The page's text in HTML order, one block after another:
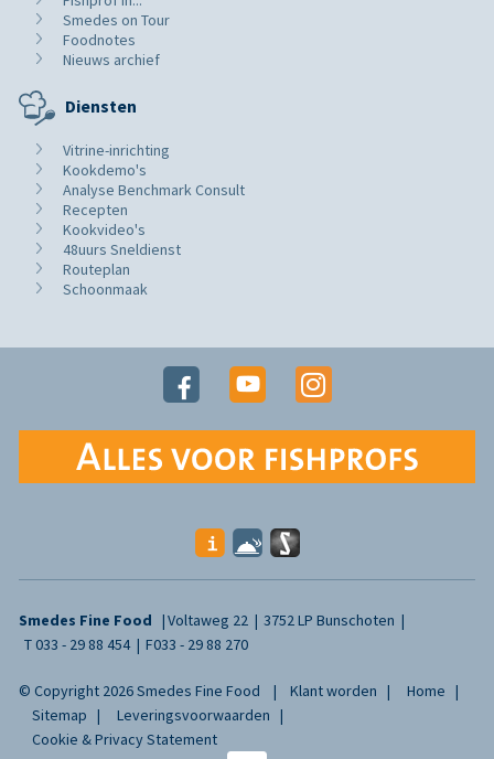
Smedes on Tour
Foodnotes
Nieuws archief
Diensten
Vitrine-inrichting
Kookdemo's
Analyse Benchmark Consult
Recepten
Kookvideo's
48uurs Sneldienst
Routeplan
Schoonmaak
Smedes Fine Food Voltaweg 22
3752 LP Bunschoten
T033 - 29 88 454 F033 - 29 88 270
© Copyright 2026 Smedes Fine Food Klant worden
Home
Sitemap
Leveringsvoorwaarden
Cookie & Privacy Statement